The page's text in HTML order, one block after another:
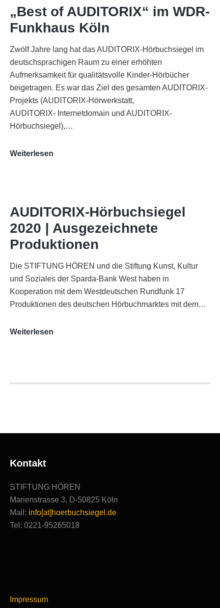
„Best of AUDITORIX“ im WDR-
Funkhaus Köln
Zwölf Jahre lang hat das AUDITORIX-Hörbuchsiegel im
deutschsprachigen Raum zu einer erhöhten
Aufmerksamkeit für qualitätsvolle Kinder-Hörbücher
beigetragen. Es war das Ziel des gesamten AUDITORIX-
Projekts (AUDITORIX-Hörwerkstatt,
AUDITORIX- Internetdomain und AUDITORIX-
Hörbuchsiegel),…
Weiterlesen
Funkhaus
Köln
AUDITORIX-Hörbuchsiegel
2020 | Ausgezeichnete
Produktionen
Die STIFTUNG HÖREN und die Stiftung Kunst, Kultur
und Soziales der Sparda-Bank West haben in
Kooperation mit dem Westdeutschen Rundfunk 17
Produktionen des deutschen Hörbuchmarktes mit dem…
Weiterlesen
Ausgezeichnete
Kontakt
STIFTUNG HÖREN
Marienstrasse 3, D-50825 Köln
Mail: info[at]hoerbuchsiegel.de
Tel: 0221-95265018
Impressum